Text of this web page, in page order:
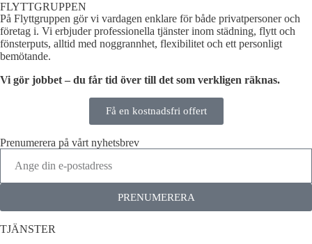
FLYTTGRUPPEN
På Flyttgruppen gör vi vardagen enklare för både privatpersoner och
företag i. Vi erbjuder professionella tjänster inom städning, flytt och
fönsterputs, alltid med noggrannhet, flexibilitet och ett personligt
bemötande.
Vi gör jobbet – du får tid över till det som verkligen räknas.
Få en kostnadsfri offert
Prenumerera på vårt nyhetsbrev
PRENUMERERA
TJÄNSTER